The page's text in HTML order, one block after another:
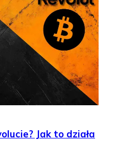
Jak to działa